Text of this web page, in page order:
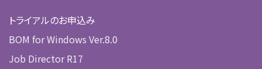
トライアルのお申込み
BOM for Windows Ver.8.0
Job Director R17